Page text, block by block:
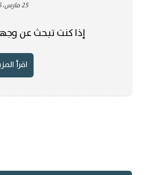
25 مارس، 2025
إذا كنت تبحث عن
اقرأ